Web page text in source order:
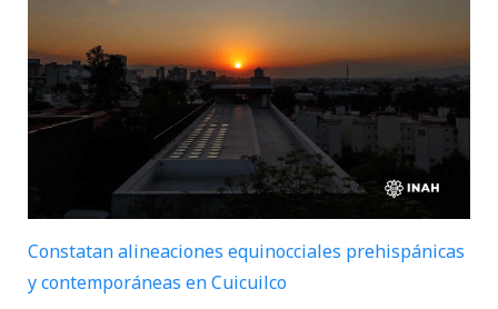
Constatan alineaciones equinocciales prehispánicas
y contemporáneas en Cuicuilco